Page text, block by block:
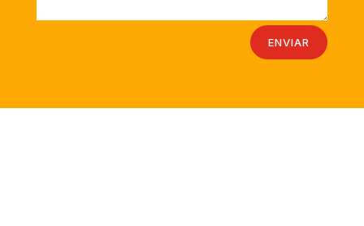
ENVIAR